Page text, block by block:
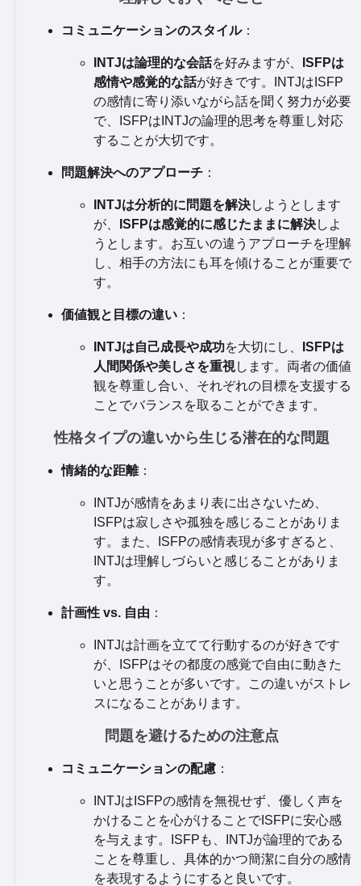
コミュニケーションのスタイル：
INTJは論理的な会話を好みますが、
ISFPは
感情や感覚的な話が好きです。INTJはISFP
の感情に寄り添いながら話を聞く努力が必要
で、ISFPはINTJの論理的思考を尊重し対応
することが大切です。
問題解決へのアプローチ ：
INTJは分析的に問題を解決しようとします
が、
ISFPは感覚的に感じたままに解決しよ
うとします。お互いの違うアプローチを理解
し、相手の方法にも耳を傾けることが重要で
す。
価値観と目標の違い ：
INTJは自己成長や成功を大切にし、
ISFPは
人間関係や美しさを重視します。両者の価値
観を尊重し合い、それぞれの目標を支援する
ことでバランスを取ることができます。
性格タイプの違いから生じる潜在的な問題
情緒的な距離：
INTJが感情をあまり表に出さないため、
ISFPは寂しさや孤独を感じることがありま
す。また、ISFPの感情表現が多すぎると、
INTJは理解しづらいと感じることがありま
す。
計画性 vs. 自由 ：
INTJは計画を立てて行動するのが好きです
が、ISFPはその都度の感覚で自由に動きた
いと思うことが多いです。この違いがストレ
スになることがあります。
問題を避けるための注意点
コミュニケーションの配慮 ：
INTJはISFPの感情を無視せず、優しく声を
かけることを心がけることでISFPに安心感
を与えます。ISFPも、INTJが論理的である
ことを尊重し、具体的かつ簡潔に自分の感情
を表現するようにすると良いです。